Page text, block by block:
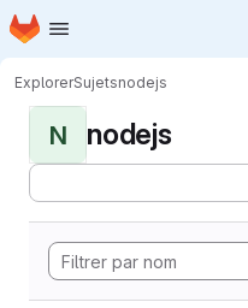
Passer au contenu principal
Page d'accueil
ExplorerSujetsnodejs
N nodejs